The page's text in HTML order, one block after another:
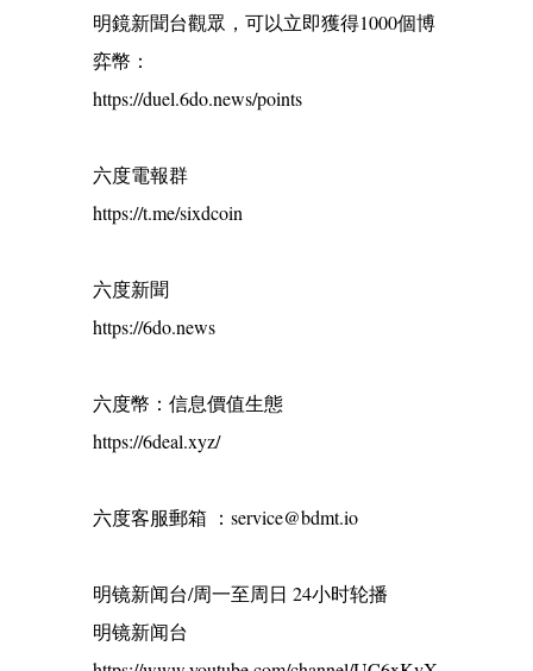
明鏡新聞台觀眾，可以立即獲得1000個博
弈幣：
https://duel.6do.news/points
六度電報群
https://t.me/sixdcoin
六度新聞
https://6do.news
六度幣：信息價值生態
https://6deal.xyz/
六度客服郵箱 ：service@bdmt.io
明镜新闻台/周一至周日 24小时轮播
明镜新闻台